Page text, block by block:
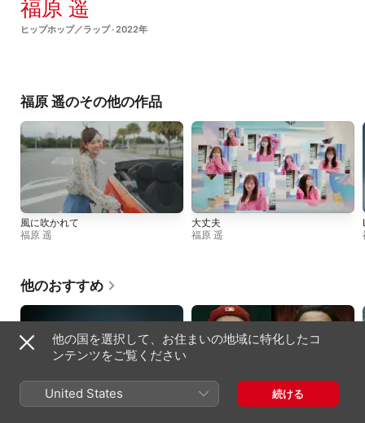
福原 遥
ヒップホップ／ラップ · 2022年
福原 遥のその他の作品
風に吹かれて
福原 遥
大丈夫
福原 遥
他のおすすめ
Drop
BPM (feat. KREVA)
他の国を選択して、お住まいの地域に特化したコ
ンテンツをご覧ください
United States 続ける